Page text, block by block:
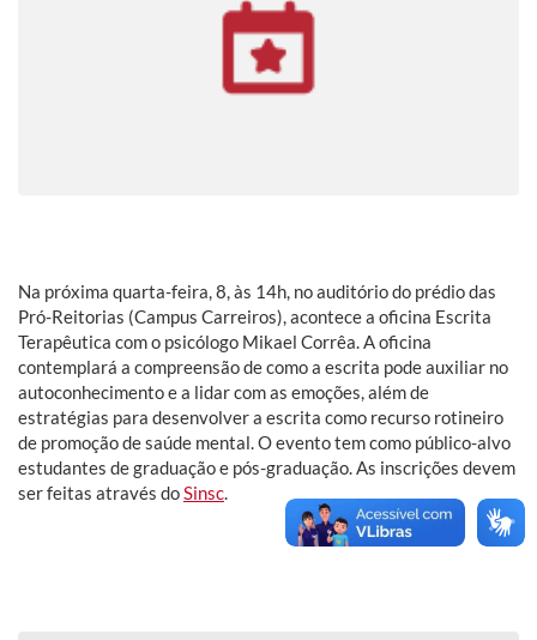
Na próxima quarta-feira, 8, às 14h, no auditório do prédio das
Pró-Reitorias (Campus Carreiros), acontece a oficina Escrita
Terapêutica com o psicólogo Mikael Corrêa. A oficina
contemplará a compreensão de como a escrita pode auxiliar no
autoconhecimento e a lidar com as emoções, além de
estratégias para desenvolver a escrita como recurso rotineiro
de promoção de saúde mental. O evento tem como público-alvo
estudantes de graduação e pós-graduação. As inscrições devem
ser feitas através doSinsc.